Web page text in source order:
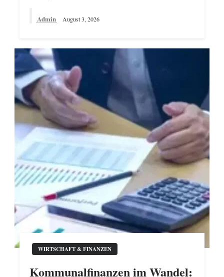
Admin August 3, 2026
WIRTSCHAFT & FINANZEN
Kommunalfinanzen im Wandel: